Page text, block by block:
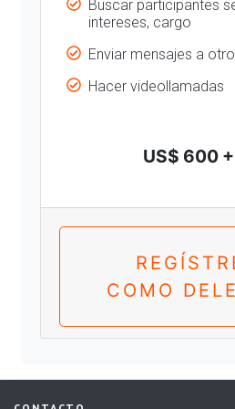
Buscar participantes
intereses, cargo
Enviar mensajes a
Hacer videollamadas
US$ 600
COMO